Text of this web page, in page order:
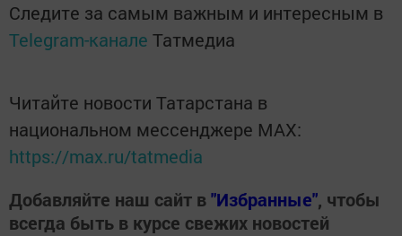
Следите за самым важным и интересным в
Telegram-канале Татмедиа
Читайте новости Татарстана в
национальном мессенджере MАХ:
https://max.ru/tatmedia
Добавляйте наш сайт в"Избранные", чтобы
всегда быть в курсе свежих новостей